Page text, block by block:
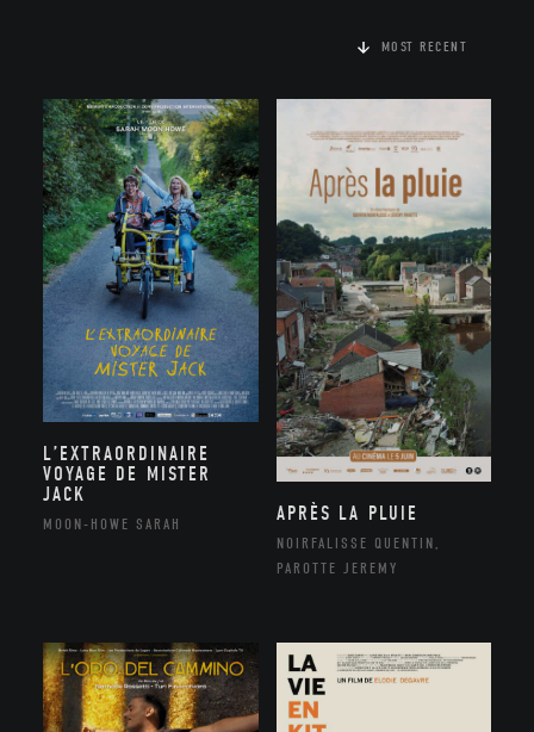
MOST RECENT
L’EXTRAORDINAIRE
VOYAGE DE MISTER
JACK
MOON-HOWE SARAH APRÈS LA PLUIE
NOIRFALISSE QUENTIN,
PAROTTE JEREMY